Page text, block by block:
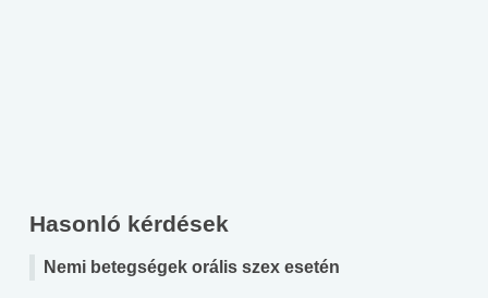
Hasonló kérdések
Nemi betegségek orális szex esetén